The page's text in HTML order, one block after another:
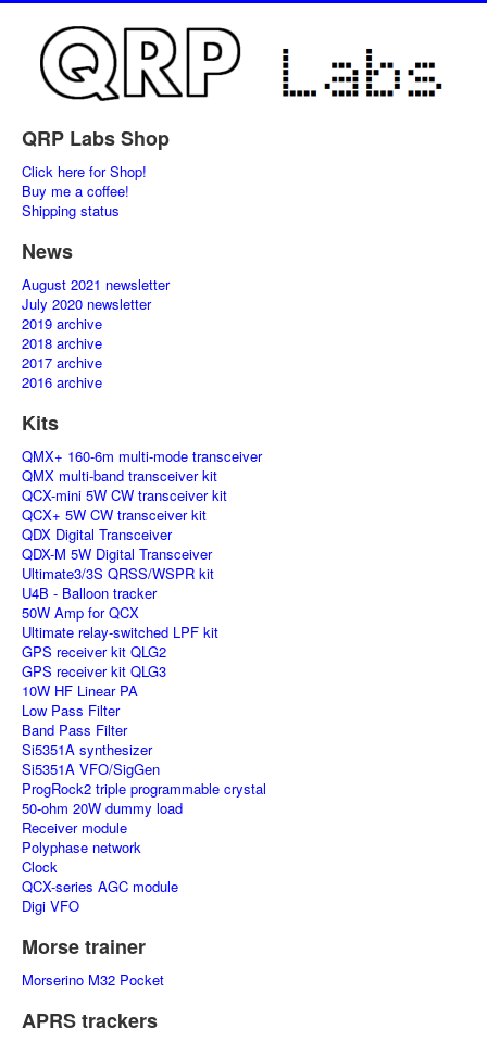
QRP Labs Shop
Click here for Shop!
Buy me a coffee!
Shipping status
News
August 2021 newsletter
July 2020 newsletter
2019 archive
2018 archive
2017 archive
2016 archive
Kits
QMX+ 160-6m multi-mode transceiver
QMX multi-band transceiver kit
QCX-mini 5W CW transceiver kit
QCX+ 5W CW transceiver kit
QDX Digital Transceiver
QDX-M 5W Digital Transceiver
Ultimate3/3S QRSS/WSPR kit
U4B - Balloon tracker
50W Amp for QCX
Ultimate relay-switched LPF kit
GPS receiver kit QLG2
GPS receiver kit QLG3
10W HF Linear PA
Low Pass Filter
Band Pass Filter
Si5351A synthesizer
Si5351A VFO/SigGen
ProgRock2 triple programmable crystal
50-ohm 20W dummy load
Receiver module
Polyphase network
Clock
QCX-series AGC module
Digi VFO
Morse trainer
Morserino M32 Pocket
APRS trackers